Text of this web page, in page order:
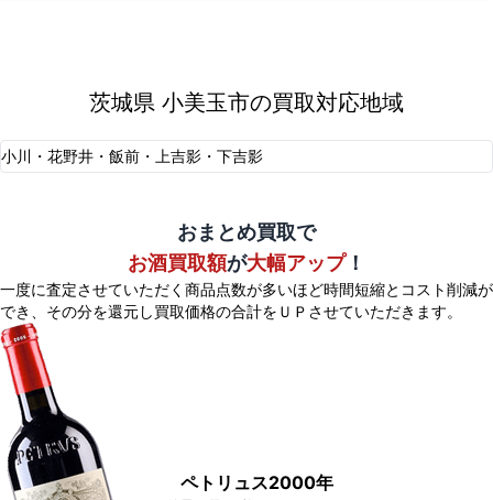
茨城県 小美玉市の買取対応地域
小川・花野井・飯前・上吉影・下吉影
おまとめ買取で
お酒買取額が大幅アップ！
一度に査定させていただく商品点数が多いほど時間短縮とコスト削減が
でき、 その分を還元し買取価格の合計をＵＰさせていただきます。
ペトリュス2000年